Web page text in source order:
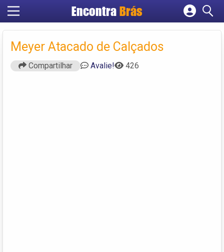
Encontra Brás
Cadastrar empresa
Criar conta
Meyer Atacado de Calçados
Compartilhar Avalie! 426